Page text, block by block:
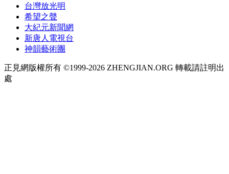
台灣放光明
希望之聲
大紀元新聞網
新唐人電視台
神韻藝術團
正見網版權所有 ©1999-2026 ZHENGJIAN.ORG 轉載請註明出
處